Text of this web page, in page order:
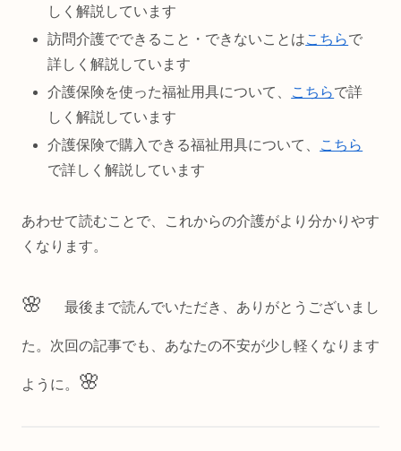
しく解説しています
訪問介護でできること・できないことはこちらで
詳しく解説しています
介護保険を使った福祉用具について、
こちらで詳
しく解説しています
介護保険で購入できる福祉用具について、
こちら
で詳しく解説しています
あわせて読むことで、これからの介護がより分かりやす
くなります。
🌸 最後まで読んでいただき、ありがとうございまし
た。次回の記事でも、あなたの不安が少し軽くなります
ように。 🌸